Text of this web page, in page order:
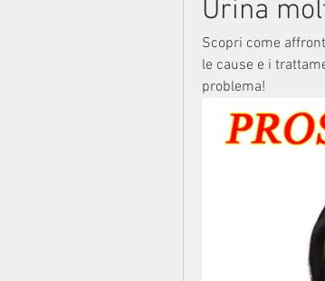
Urina
Scopri come
le cause e i
problema!